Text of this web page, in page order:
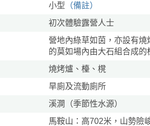
小型 （備註）
初次體驗露營人士
營地內綠草如茵，亦設有
的莫如場內由大石組合成的
燒烤爐、檯、櫈
旱廁及流動廁所
溪澗（季節性水源）
馬鞍山：高702米，山勢險